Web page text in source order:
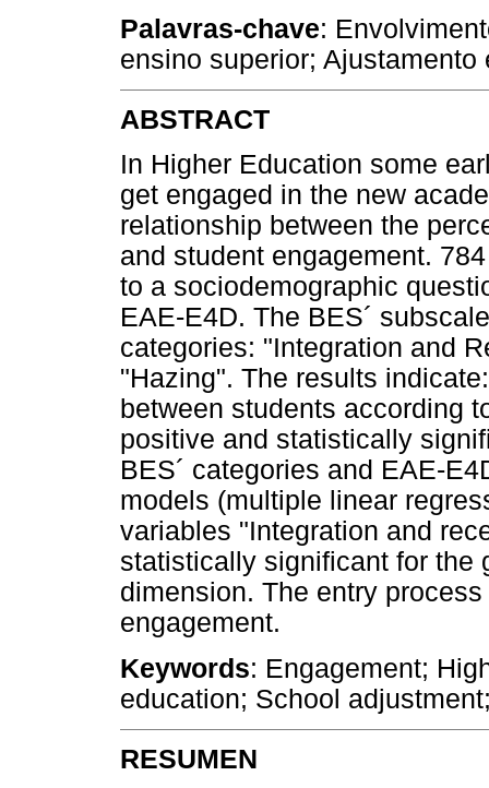
Palavras-chave:
ensino superior;
ABSTRACT
In Higher Education some
get engaged in the new
relationship between the
and student engagement.
to a sociodemographic
EAE-E4D. The BES´
categories: "Integration and
"Hazing". The results
between students according
positive and statistically
BES´ categories and EAE-
models (multiple linear
variables "Integration and
statistically significant for the
dimension. The entry
engagement.
Keywords: Engagement;
education; School
RESUMEN